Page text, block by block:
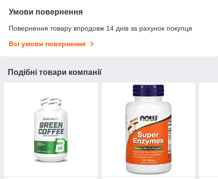
Умови повернення
Повернення товару впродовж 14 днів за рахунок покупця
Всі умови повернення
Подібні товари компанії